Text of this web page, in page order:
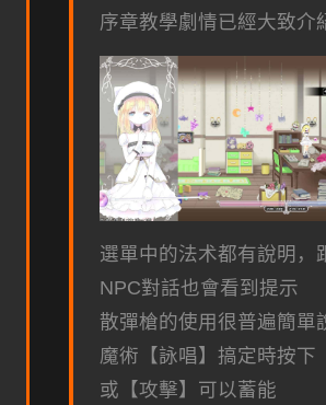
序章教學劇情已經大致介
選單中的法术都有說明，
NPC對話也會看到提示
散彈槍的使用很普遍簡單
魔術【詠唱】搞定時按下
或【攻擊】可以蓄能